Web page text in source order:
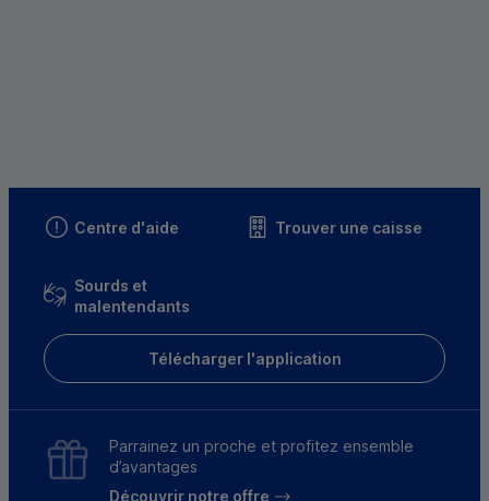
Centre d'aide Trouver une caisse
Sourds et
malentendants
Télécharger l'application
Parrainez un proche et profitez ensemble
d’avantages
Découvrir notre offre